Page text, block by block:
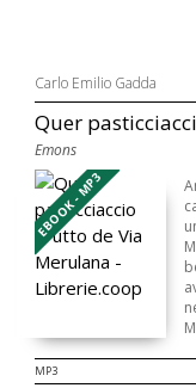
Carlo Emilio Gadda
Quer
Emons
EBOOK - MP3
MP3